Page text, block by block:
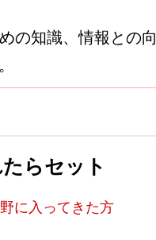
の知識、情報との
らセット
に入ってきた方